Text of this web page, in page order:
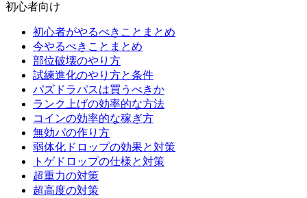
初心者向け
初心者がやるべきことまとめ
今やるべきことまとめ
部位破壊のやり方
試練進化のやり方と条件
パズドラパスは買うべきか
ランク上げの効率的な方法
コインの効率的な稼ぎ方
無効パの作り方
弱体化ドロップの効果と対策
トゲドロップの仕様と対策
超重力の対策
超高度の対策